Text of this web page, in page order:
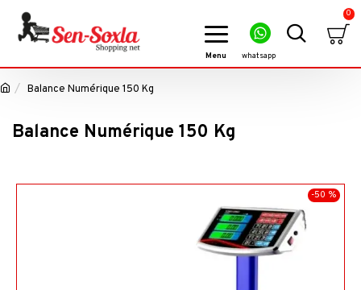
0
Balance Numérique 150 Kg
Balance Numérique 150 Kg
-50 %